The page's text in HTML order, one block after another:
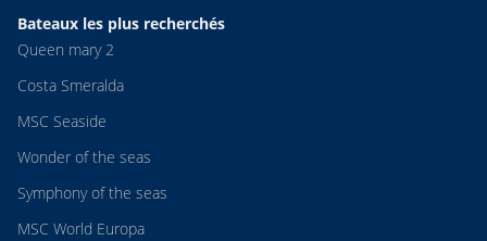
Bateaux les plus recherchés
Queen mary 2
Costa Smeralda
MSC Seaside
Wonder of the seas
Symphony of the seas
MSC World Europa